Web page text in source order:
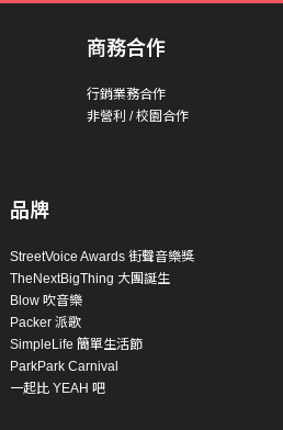
商務合作
行銷業務合作
非營利 / 校園合作
品牌
StreetVoice Awards 街聲音樂獎
TheNextBigThing 大團誕生
Blow 吹音樂
Packer 派歌
SimpleLife 簡單生活節
ParkPark Carnival
一起比 YEAH 吧